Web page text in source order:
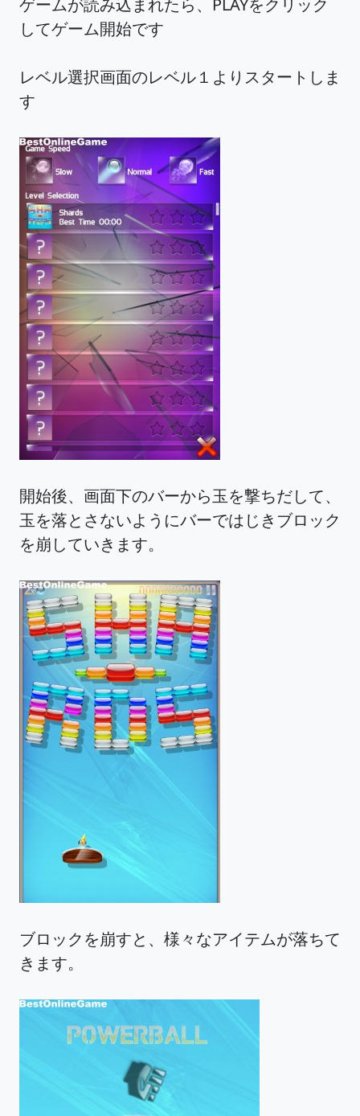
ゲームが読み込まれたら、PLAYをクリック
してゲーム開始です
レベル選択画面のレベル１よりスタートしま
す
開始後、画面下のバーから玉を撃ちだして、
玉を落とさないようにバーではじきブロック
を崩していきます。
ブロックを崩すと、様々なアイテムが落ちて
きます。